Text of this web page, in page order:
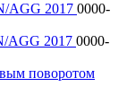
AGG 2017 0000-
AGG 2017 0000-
поворотом